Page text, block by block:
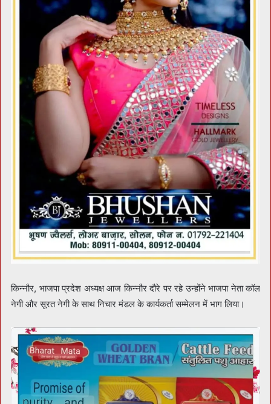
किन्नौर, भाजपा प्रदेश अध्यक्ष आज किन्नौर दौरे पर रहे उन्होंने भाजपा नेता कॉल
नेगी और सूरत नेगी के साथ निचार मंडल के कार्यकर्ता सम्मेलन में भाग लिया।